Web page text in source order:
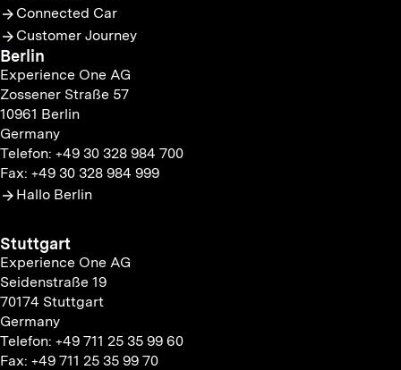
Connected Car
Customer Journey
Berlin
Experience One AG
Zossener Straße 57
10961 Berlin
Germany
Telefon: +49 30 328 984 700
Fax: +49 30 328 984 999
Hallo Berlin
Stuttgart
Experience One AG
Seidenstraße 19
70174 Stuttgart
Germany
Telefon: +49 711 25 35 99 60
Fax: +49 711 25 35 99 70